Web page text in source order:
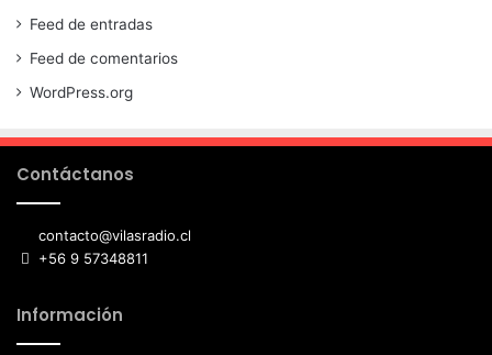
Feed de entradas
Feed de comentarios
WordPress.org
Contáctanos
contacto@vilasradio.cl
+56 9 57348811
Información